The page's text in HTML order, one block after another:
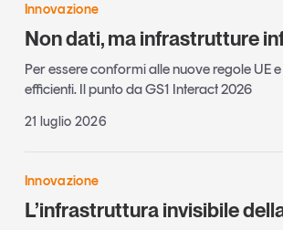
Innovazione
Non dati, ma infrastrutture
Per essere conformi alle nuove regole UE
efficienti. Il punto da GS1 Interact 2026
21 luglio 2026
Innovazione
L’infrastruttura invisibile